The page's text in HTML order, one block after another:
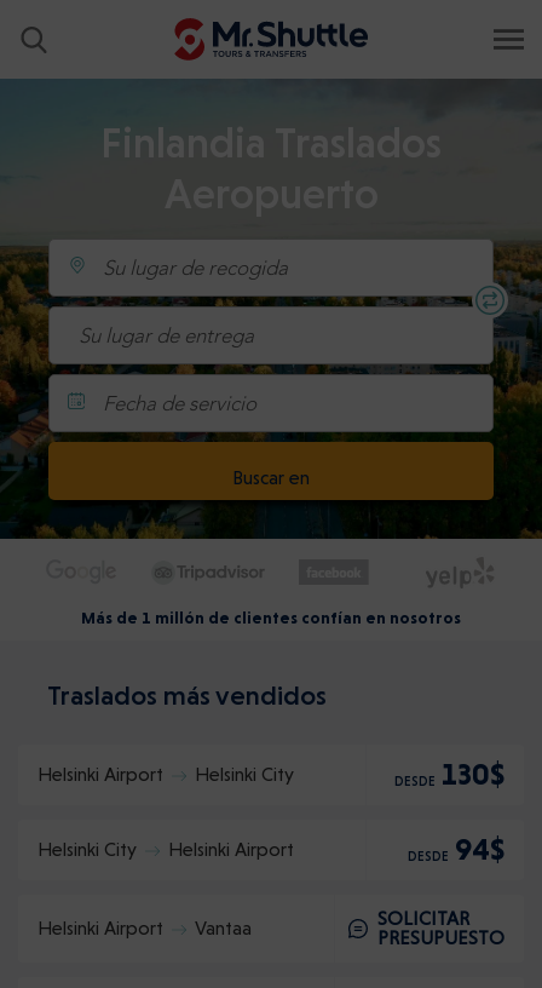
Finlandia Traslados
Fecha de servicio
Buscar en
Más de 1 millón de clientes confían en nosotros
Traslados más vendidos
Helsinki Airport Helsinki City DESDE 130$
Helsinki City Helsinki Airport DESDE 94$
Helsinki Airport Vantaa
SOLICITAR
PRESUPUESTO